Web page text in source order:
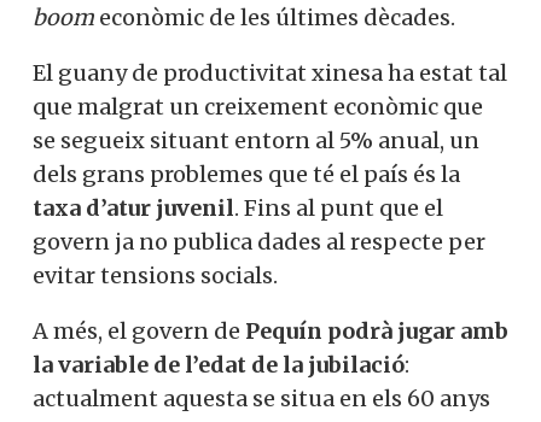
boom econòmic de les últimes dècades.
El guany de productivitat xinesa ha estat tal
que malgrat un creixement econòmic que
se segueix situant entorn al 5% anual, un
dels grans problemes que té el país és la
taxa d’atur juvenil. Fins al punt que el
govern ja no publica dades al respecte per
evitar tensions socials.
A més, el govern de Pequín podrà jugar amb
la variable de l’edat de la jubilació:
actualment aquesta se situa en els 60 anys